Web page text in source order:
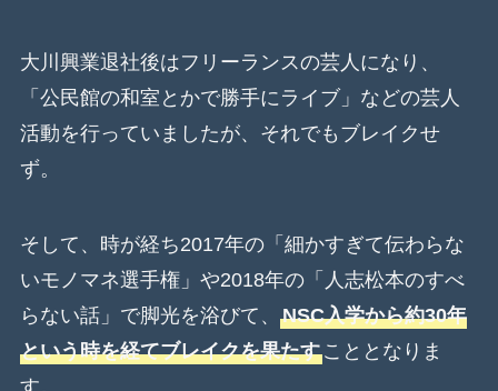
大川興業退社後はフリーランスの芸人になり、
「公民館の和室とかで勝手にライブ」などの芸人
活動を行っていましたが、それでもブレイクせ
ず。
そして、時が経ち2017年の「細かすぎて伝わらな
いモノマネ選手権」や2018年の「人志松本のすべ
らない話」で脚光を浴びて、 NSC入学から約30年
という時を経てブレイクを果たすこととなりま